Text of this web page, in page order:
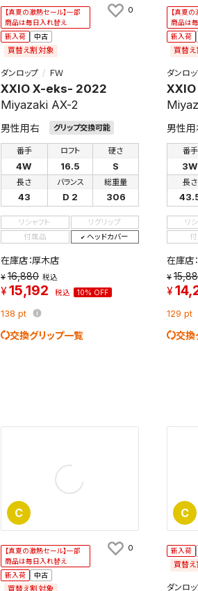
【真夏の激熱セール】一部
商品は毎日入れ替え
新入荷
中古
買替え割対象
ダンロップ ＦＷ
XXIO X-eks- 2022
Miyazaki AX-2
男性用右 グリップ交換可能
番手
4W
ロフト
16.5
硬さ
S
長さ
43
バランス
D 2
総重量
306
リシャフト
リグリップ
付属品
ヘッドカバー
在庫店：厚木店
16,880 税込
15,192 税込 10% OFF
138 pt
交換グリップ一覧
0
【真夏
商品は
新入荷
買替
ダンロ
男性用
番手
3W
長さ
リ
在庫店
129pt
交換
C
【真夏の激熱セール】一部
商品は毎日入れ替え
新入荷
中古
買替え割対象
0
C
新入荷
買替
ダンロ